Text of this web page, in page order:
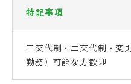
特記事項
三交代制・二交代制・変
勤務）可能な方歓迎